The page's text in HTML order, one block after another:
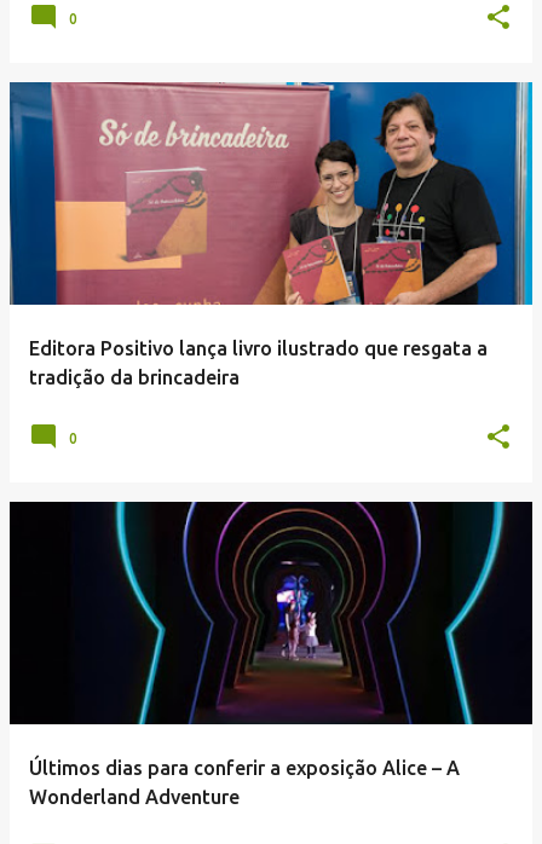
0
Editora Positivo lança livro ilustrado que resgata a
tradição da brincadeira
0
Últimos dias para conferir a exposição Alice – A
Wonderland Adventure